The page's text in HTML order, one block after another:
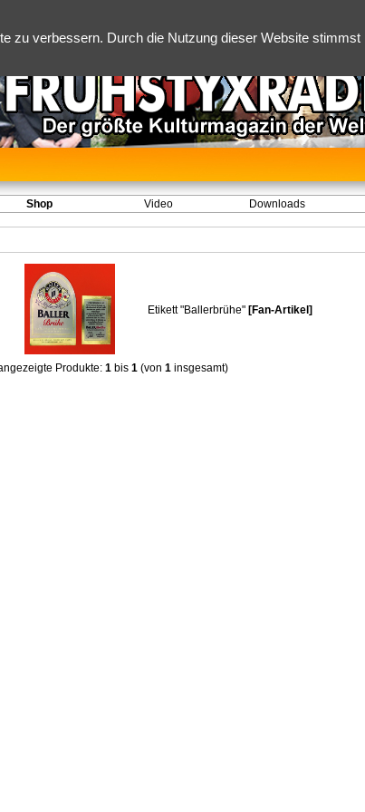
zu verbessern. Durch die Nutzung dieser Website
Shop Video Downloads
Etikett "Ballerbrühe" [Fan-Artikel]
Produkte: 1 bis 1 (von 1 insgesamt)